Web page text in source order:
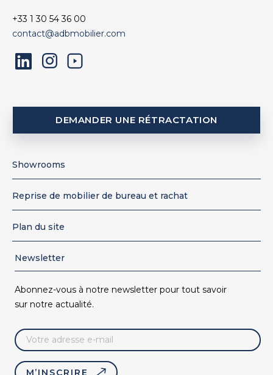
+33 1 30 54 36 00
contact@adbmobilier.com
Instagram
LinkedIn
DEMANDER UNE RÉTRACTATION
Showrooms
Reprise de mobilier de bureau et rachat
Plan du site
Newsletter
Abonnez-vous à notre newsletter pour tout savoir
sur notre actualité.